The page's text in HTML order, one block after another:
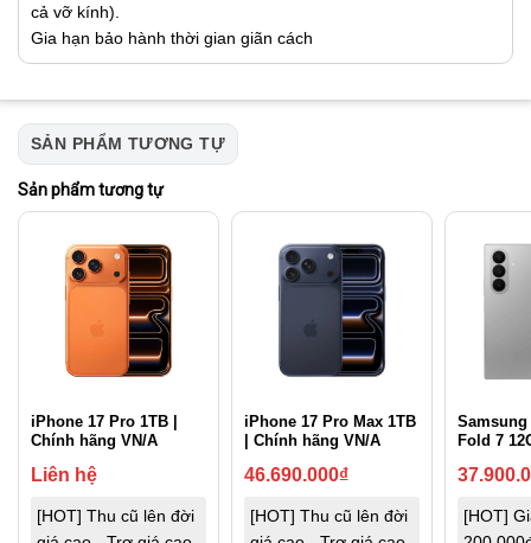
cả vỡ kính).
Gia hạn bảo hành thời gian giãn cách
SẢN PHẨM TƯƠNG TỰ
Sản phẩm tương tự
iPhone 17 Pro 1TB |
Chính hãng VN/A
Liên hệ
[HOT] Thu cũ lên đời
iPhone 17 Pro Max 1TB
| Chính hãng VN/A
46.690.000₫
[HOT] Thu cũ lên đời
Samsung
Fold 7
[HOT]